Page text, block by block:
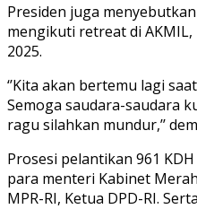
Presiden juga
mengikuti retreat di
2025.
‘’Kita akan bertemu lagi
Semoga saudara-saudara
ragu silahkan mundur,’’
Prosesi pelantikan 961
para menteri Kabinet
MPR-RI, Ketua DPD-RI.